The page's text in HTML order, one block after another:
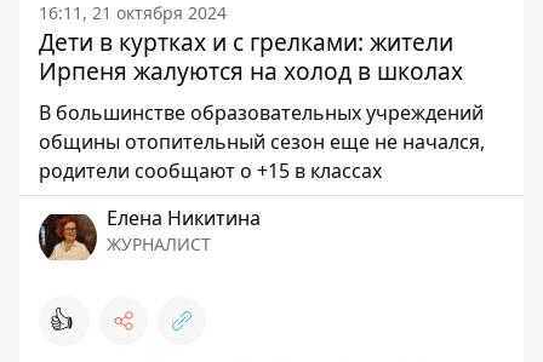
16:11, 21 октября 2024
Дети в куртках и с грелками: жители
Ирпеня жалуются на холод в школах
В большинстве образовательных учреждений
общины отопительный сезон еще не начался,
родители сообщают о +15 в классах
Елена Никитина
ЖУРНАЛИСТ
👍